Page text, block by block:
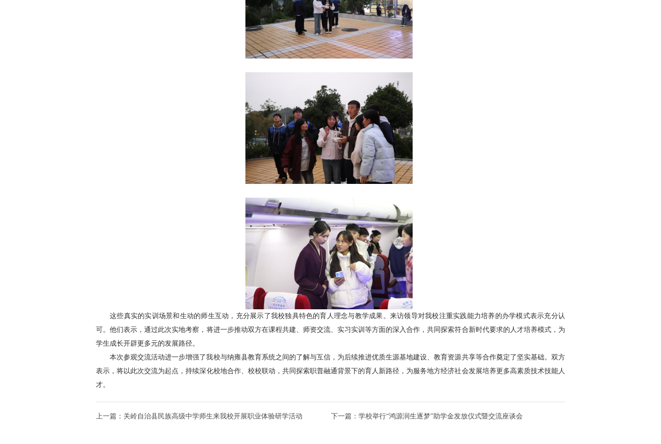
这些真实的实训场景和生动的师生互动，充分展示了我校独具特色的育人理念与教学成果。来访领导对我校注重实践能力培养的办学模式表示充分认
可。他们表示，通过此次实地考察，将进一步推动双方在课程共建、师资交流、实习实训等方面的深入合作，共同探索符合新时代要求的人才培养模式，为
学生成长开辟更多元的发展路径。
本次参观交流活动进一步增强了我校与纳雍县教育系统之间的了解与互信，为后续推进优质生源基地建设、教育资源共享等合作奠定了坚实基础。双方
表示，将以此次交流为起点，持续深化校地合作、校校联动，共同探索职普融通背景下的育人新路径，为服务地方经济社会发展培养更多高素质技术技能人
才。
上一篇： 关岭自治县民族高级中学师生来我校开展职业体验研学活动 下一篇： 学校举行“鸿源润生逐梦”助学金发放仪式暨交流座谈会